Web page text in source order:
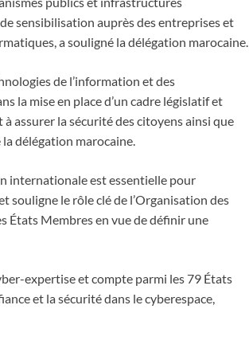
sensibilisation auprès des entreprises et
a souligné la délégation marocaine.
de l’information et des
la mise en place d’un cadre législatif et
assurer la sécurité des citoyens ainsi que
délégation marocaine.
internationale est essentielle pour
souligne le rôle clé de l’Organisation des
États Membres en vue de définir une
expertise et compte parmi les 79 États
et la sécurité dans le cyberespace,